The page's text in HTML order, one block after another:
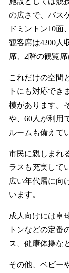
の広さで、バス
ドミントン10面
観客席は4200人
席、2階の観覧席
これだけの空間
トにも対応でき
模があります。
や、60人が利用
ルームも備えて
市民に親しまれ
ラスも充実して
広い年代層に向
います。
成人向けには卓
トンなどの定番
ス、健康体操な
その他、ベビー